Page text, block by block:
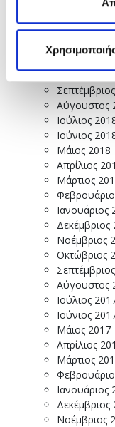
Ιανουάριος
Δεκέμβριος
Νοέμβριος
Οκτώβριος
Αύγουστος
Ιούλιος
Ιούνιος
Μάιος 2018
Απρίλιος
Μάρτιος
Ιανουάριος
Δεκέμβριος
Νοέμβριος
Οκτώβριος
Αύγουστος
Ιούλιος
Ιούνιος
Μάιος 2017
Απρίλιος
Μάρτιος
Ιανουάριος
Δεκέμβριος
Νοέμβριος